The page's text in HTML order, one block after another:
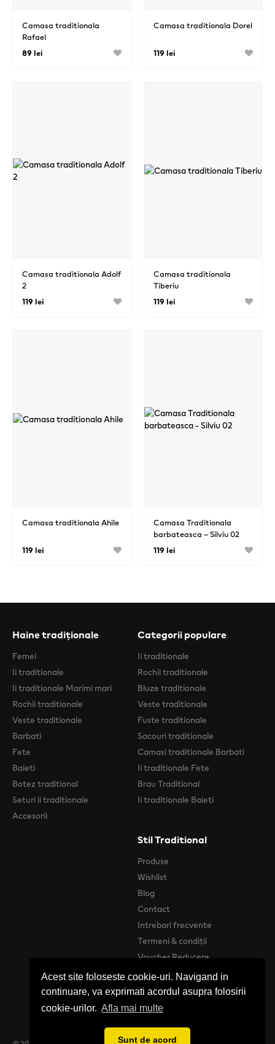
Acest site foloseste cookie-uri. Navigand in
continuare, va exprimati acordul asupra folosirii
cookie-urilor. Afla mai multe
Sunt de acord
Camasa traditionala
Rafael
89 lei
Camasa traditionala Dorel
119 lei
Camasa traditionala Adolf
2
119 lei
Camasa traditionala
Tiberiu
119 lei
Camasa traditionala Ahile
119 lei
Camasa Traditionala
barbateasca – Silviu 02
119 lei
Haine tradiționale
Femei
Ii traditionale
Ii traditionale Marimi mari
Rochii traditionale
Veste traditionale
Barbati
Fete
Baieti
Botez traditional
Seturi ii traditionale
Accesorii
Categorii populare
Ii traditionale
Rochii traditionale
Bluze traditionale
Veste traditionale
Fuste traditionale
Sacouri traditionale
Camasi traditionale Barbati
Ii traditionale Fete
Brau Traditional
Ii traditionale Baieti
Stil Traditional
Produse
Wishlist
Blog
Contact
Intrebari frecvente
Termeni & condiții
Voucher Reducere